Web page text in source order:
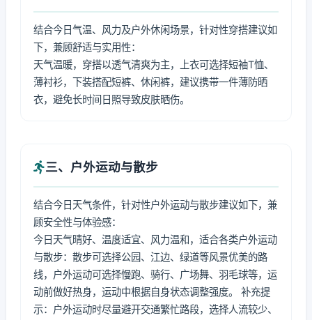
结合今日气温、风力及户外休闲场景，针对性穿搭建议如
下，兼顾舒适与实用性：
天气温暖，穿搭以透气清爽为主，上衣可选择短袖T恤、
薄衬衫，下装搭配短裤、休闲裤，建议携带一件薄防晒
衣，避免长时间日照导致皮肤晒伤。
三、户外运动与散步
结合今日天气条件，针对性户外运动与散步建议如下，兼
顾安全性与体验感：
今日天气晴好、温度适宜、风力温和，适合各类户外运动
与散步：散步可选择公园、江边、绿道等风景优美的路
线，户外运动可选择慢跑、骑行、广场舞、羽毛球等，运
动前做好热身，运动中根据自身状态调整强度。 补充提
示：户外运动时尽量避开交通繁忙路段，选择人流较少、